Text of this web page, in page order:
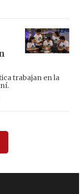
trabajan en la